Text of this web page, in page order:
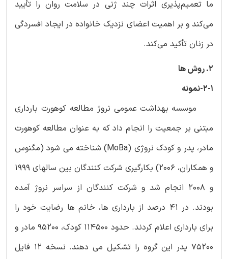
ما تعمیم‌پذیری اثرات چند ژنی در سلامت روان را تأیید
می‌کند و بر اهمیت اعضای نزدیک خانواده در ایجاد افسردگی
در زنان تأکید می‌کند.
2. روش ها
2-1-نمونه
موسسه بهداشت عمومی نروژ مطالعه کوهورت بارداری
مبتنی بر جمعیت را انجام داد که به عنوان مطالعه کوهورت
مادر، پدر و کودک نروژی (MoBa) شناخته می شود (مگنوس
و همکاران، 2006) بکارگیری شرکت کنندگان بین سالهای 1999
و 2008 انجام شد و شرکت کنندگان از سراسر نروژ آمده
بودند. در 41 درصد از بارداری ها، خانم ها رضایت خود را
برای بارداری اعلام کردند. حدود 114500 کودک، 95200 مادر و
75200 پدر این گروه را تشکیل می دهند. نسخه 12 فایل